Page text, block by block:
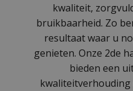
kwaliteit,
bruikbaarheid. Zo
resultaat waar u
genieten. Onze 2de
bieden een